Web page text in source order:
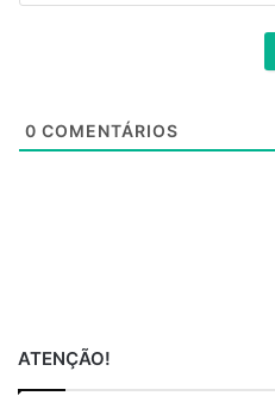
0 COMENTÁRIOS
ATENÇÃO!